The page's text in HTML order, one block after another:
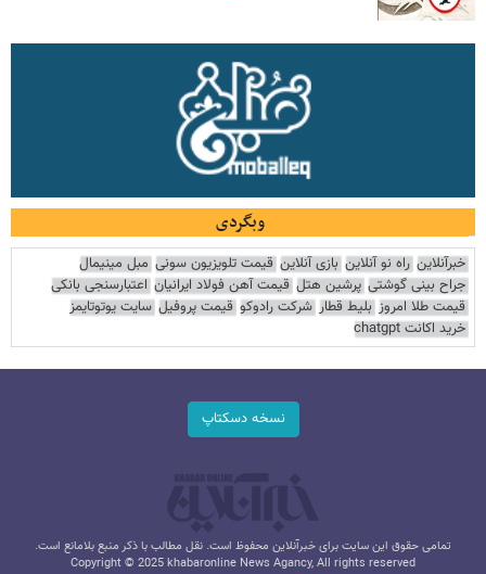
وبگردی
خبرآنلاین راه نو آنلاین بازی آنلاین قیمت تلویزیون سونی مبل مینیمال
جراح بینی گوشتی پرشین هتل قیمت آهن فولاد ایرانیان اعتبارسنجی بانکی
قیمت طلا امروز بلیط قطار شرکت رادوکو قیمت پروفیل سایت یوتوتایمز
خرید اکانت chatgpt
نسخه دسکتاپ
تمامی حقوق این سایت برای خبرآنلاین محفوظ است. نقل مطالب با ذکر منبع بلامانع است.
Copyright © 2025 khabaronline News Agancy, All rights reserved